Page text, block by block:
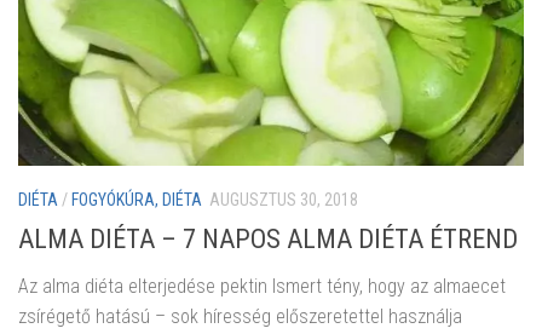
DIÉTA / FOGYÓKÚRA, DIÉTA AUGUSZTUS 30, 2018
ALMA DIÉTA – 7 NAPOS ALMA DIÉTA ÉTREND
Az alma diéta elterjedése pektin Ismert tény, hogy az almaecet
zsírégető hatású – sok híresség előszeretettel használja